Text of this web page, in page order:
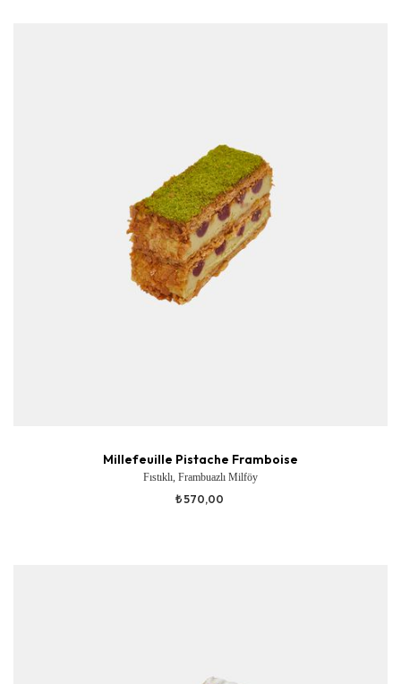
Millefeuille Pistache Framboise
Fıstıklı, Frambuazlı Milföy
₺ 570,00